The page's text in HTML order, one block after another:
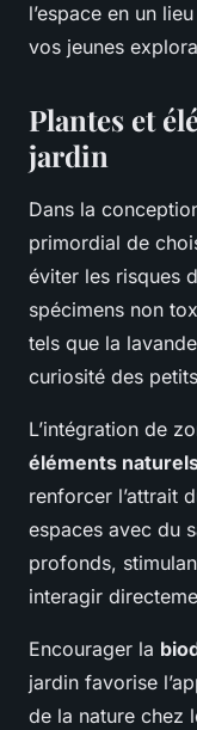
l’espace en un
vos jeunes
Plantes et
jardin
Dans la
primordial de
éviter les risques
spécimens non
tels que la
curiosité des
L’intégration de
éléments
renforcer l’attrait
espaces avec du
profonds,
interagir
Encourager la
jardin favorise
de la nature chez